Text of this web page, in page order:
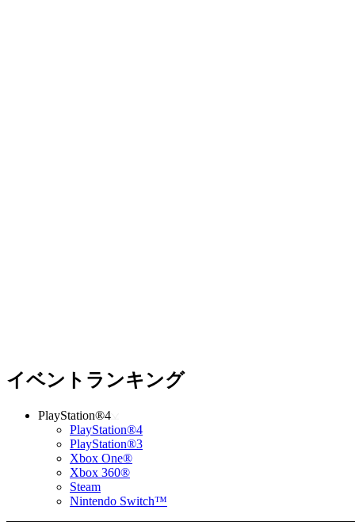
イベントランキング
PlayStation®4
PlayStation®4
PlayStation®3
Xbox One®
Xbox 360®
Steam
Nintendo Switch™